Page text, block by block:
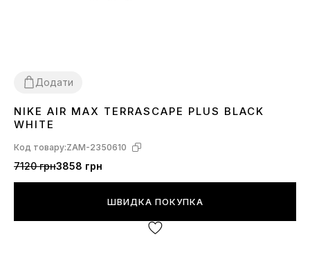
Додати
4142 4344
NIKE AIR MAX TERRASCAPE PLUS BLACK
WHITE
Код товару:ZAM-2350610
7120 грн3858 грн
ШВИДКА ПОКУПКА